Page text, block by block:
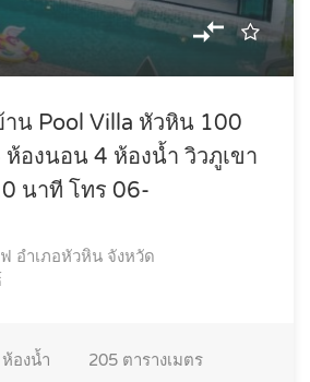
น Pool Villa หัวหิน 100
องนอน 4 ห้องน้ำ วิวภูเขา
นาที โทร 06-
อำเภอหัวหิน จังหวัด
ห้องน้ำ 205 ตารางเมตร